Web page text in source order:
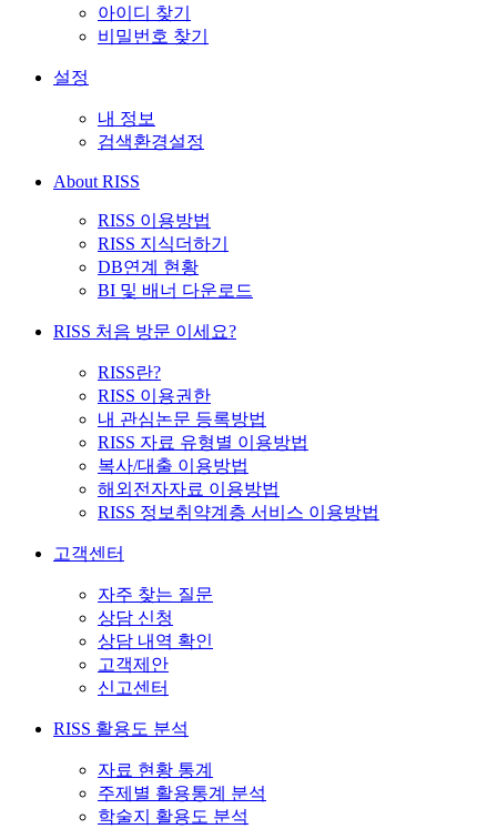
아이디 찾기
비밀번호 찾기
설정
내 정보
검색환경설정
About RISS
RISS 이용방법
RISS 지식더하기
DB연계 현황
BI 및 배너 다운로드
RISS 처음 방문 이세요?
RISS란?
RISS 이용권한
내 관심논문 등록방법
RISS 자료 유형별 이용방법
복사/대출 이용방법
해외전자자료 이용방법
RISS 정보취약계층 서비스 이용방법
고객센터
자주 찾는 질문
상담 신청
상담 내역 확인
고객제안
신고센터
RISS 활용도 분석
자료 현황 통계
주제별 활용통계 분석
학술지 활용도 분석